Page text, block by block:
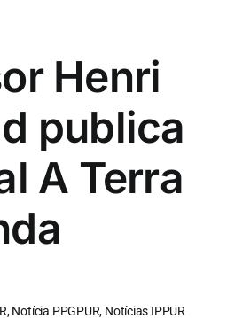
Henri
publica
A Terra
Notícia PPGPUR, Notícias IPPUR